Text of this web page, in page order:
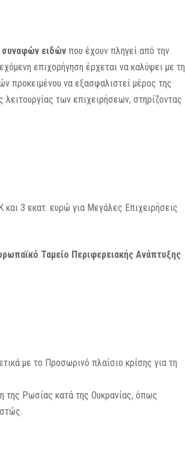
συναφών ειδών που έχουν πληγεί από την
επιχορήγηση έρχεται να καλύψει με τη
προκειμένου να εξασφαλιστεί μέρος της
λειτουργίας των επιχειρήσεων, στηρίζοντας
3 εκατ. ευρώ για Μεγάλες Επιχειρήσεις
Ταμείο Περιφερειακής Ανάπτυξης
με το Προσωρινό πλαίσιο κρίσης για τη
της Ρωσίας κατά της Ουκρανίας, όπως